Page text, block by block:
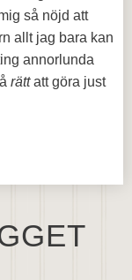
så nöjd att
allt jag bara kan
annorlunda
rättatt göra just